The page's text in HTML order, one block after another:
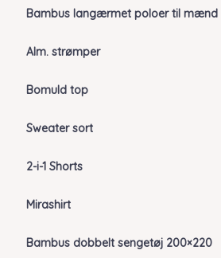
Bambus langærmet poloer til mænd
Alm. strømper
Bomuld top
Sweater sort
2-i-1 Shorts
Mirashirt
Bambus dobbelt sengetøj 200×220